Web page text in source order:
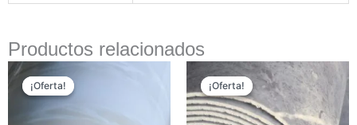
Productos relacionados
¡Oferta!
¡Oferta!
El
precio
original
¡Oferta!
¡Oferta!
El
precio
original
era:
$1.500.
El
precio
actual
es:
$990.